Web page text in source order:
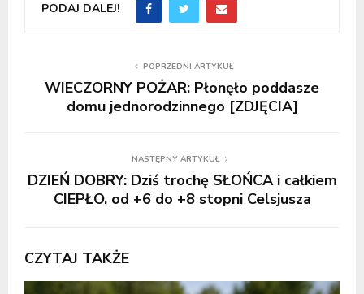
PODAJ DALEJ!
POPRZEDNI ARTYKUŁ
WIECZORNY POŻAR: Płonęło poddasze
domu jednorodzinnego [ZDJĘCIA]
NASTĘPNY ARTYKUŁ
DZIEŃ DOBRY: Dziś trochę SŁOŃCA i całkiem
CIEPŁO, od +6 do +8 stopni Celsjusza
CZYTAJ TAKŻE